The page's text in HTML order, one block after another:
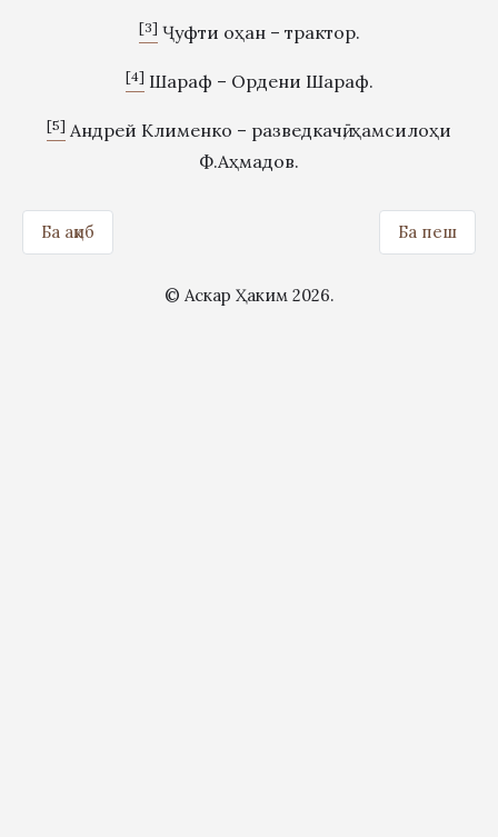
[3] Ҷуфти оҳан – трактор.
[4] Шараф – Ордени Шараф.
[5] Андрей Клименко – разведкачӣ, ҳамсилоҳи
Ф.Аҳмадов.
Ба ақиб Ба пеш
© Аскар Ҳаким 2026.